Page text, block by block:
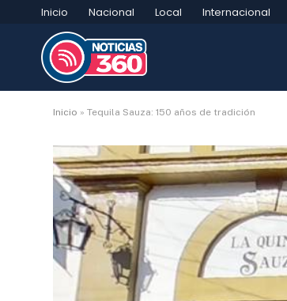
Inicio Nacional Local Internacional
Inicio » Tequila Sauza: 150 años de tradición